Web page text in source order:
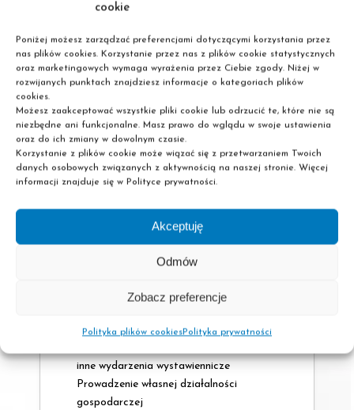
cookie
Poniżej możesz zarządzać preferencjami dotyczącymi korzystania przez
nas plików cookies. Korzystanie przez nas z plików cookie statystycznych
oraz marketingowych wymaga wyrażenia przez Ciebie zgody. Niżej w
rozwijanych punktach znajdziesz informacje o kategoriach plików
cookies.
Możesz zaakceptować wszystkie pliki cookie lub odrzucić te, które nie są
niezbędne ani funkcjonalne. Masz prawo do wglądu w swoje ustawienia
oraz do ich zmiany w dowolnym czasie.
Korzystanie z plików cookie może wiązać się z przetwarzaniem Twoich
danych osobowych związanych z aktywnością na naszej stronie. Więcej
informacji znajduje się w Polityce prywatności.
Akceptuję
Odmów
Zobacz preferencje
Polityka plików cookiesPolityka prywatności
Perspektywy
zatrudnienia
Antykwariaty
Instytucje kultury i biblioteki
inne wydarzenia wystawiennicze
Prowadzenie własnej działalności
gospodarczej